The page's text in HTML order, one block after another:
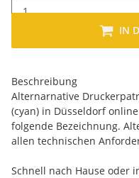
IN
Beschreibung
Alternarnative
(cyan) in Düsseldorf
folgende Bezeichnung.
allen technischen
Schnell nach Hause oder